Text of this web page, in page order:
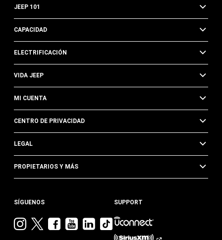
JEEP 101
CAPACIDAD
ELECTRIFICACIÓN
VIDA JEEP
MI CUENTA
CENTRO DE PRIVACIDAD
LEGAL
PROPIETARIOS Y MÁS
SÍGUENOS
VisitaVisitaVisitaVisitaVisita
Jeep
Visita
Jeep
SUPPORT